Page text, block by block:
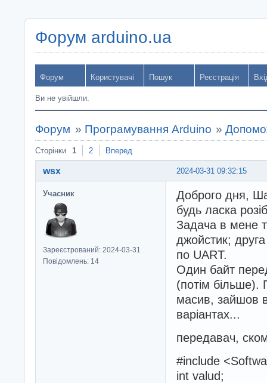
Форум arduino.ua
Форум Користувачі Пошук Реєстрація
Ви не увійшли.
Форум » Програмування Arduino »
Сторінки 1 2 Вперед
2024-03-31 09:32:15
wsx
Учасник
Зареєстрований: 2024-03-31
Повідомлень: 14
Доброго дня,
будь ласка
Задача в мене
джойстик;
по UART.
Один байт
(потім більше).
масив, зайшов
варіантах...
передавач,
#include
int valud;